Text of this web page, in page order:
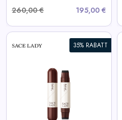
260,00 €
195,00 €
35% RABATT
Selbstklebende Wimpern
View All Sace Lady Deals